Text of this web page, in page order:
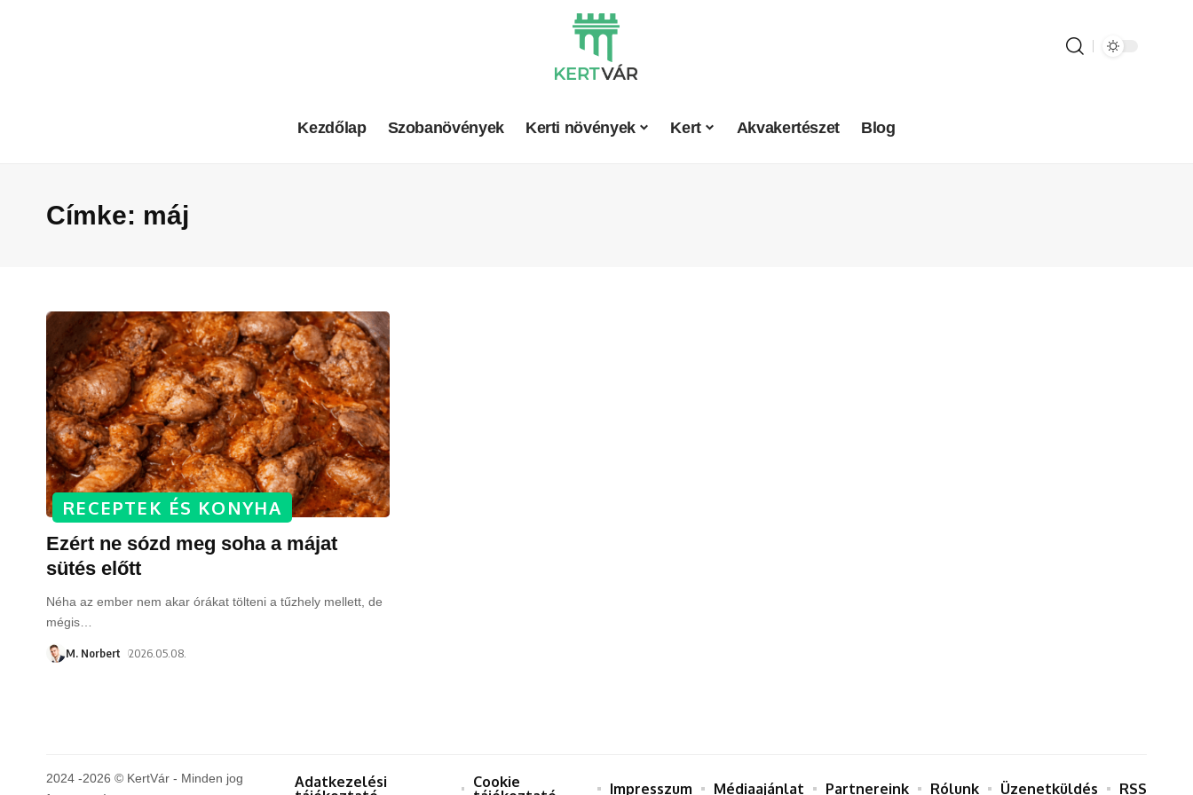
Kezdőlap Szobanövények Kerti növények Kert Akvakertészet Blog
Címke: máj
RECEPTEK ÉS KONYHA
Ezért ne sózd meg soha a májat
sütés előtt
Néha az ember nem akar órákat tölteni a tűzhely mellett, de
mégis
M. Norbert 2026.05.08.
2024 -2026 © KertVár - Minden jog
Adatkezelési
Cookie
Impresszum Médiaajánlat Partnereink Rólunk Üzenetküldés RSS